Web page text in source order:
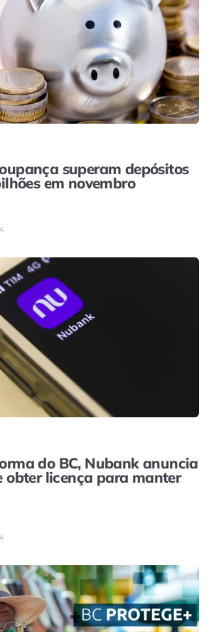
superam depósitos
em novembro
do BC, Nubank anuncia
obter licença para manter